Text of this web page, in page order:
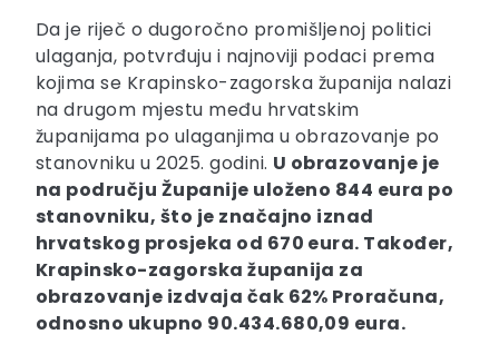
Da je riječ o dugoročno promišljenoj politici
ulaganja, potvrđuju i najnoviji podaci prema
kojima se Krapinsko-zagorska županija nalazi
na drugom mjestu među hrvatskim
županijama po ulaganjima u obrazovanje po
stanovniku u 2025. godini. U obrazovanje je
na području Županije uloženo 844 eura po
stanovniku, što je značajno iznad
hrvatskog prosjeka od 670 eura. Također,
Krapinsko-zagorska županija za
obrazovanje izdvaja čak 62% Proračuna,
odnosno ukupno 90.434.680,09 eura.